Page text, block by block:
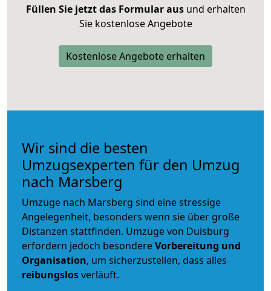
Füllen Sie jetzt das Formular ausund erhalten
Sie kostenlose Angebote
Kostenlose Angebote erhalten
Wir sind die besten
Umzugsexperten für den Umzug
nach Marsberg
Umzüge nach Marsberg sind eine stressige
Angelegenheit, besonders wenn sie über große
Distanzen stattfinden. Umzüge von Duisburg
erfordern jedoch besondereVorbereitung und
Organisation, um sicherzustellen, dass alles
reibungslosverläuft.